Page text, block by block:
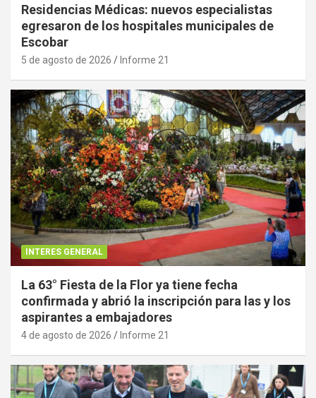
Residencias Médicas: nuevos especialistas
egresaron de los hospitales municipales de
Escobar
5 de agosto de 2026 Informe 21
INTERES GENERAL
La 63° Fiesta de la Flor ya tiene fecha
confirmada y abrió la inscripción para las y los
aspirantes a embajadores
4 de agosto de 2026 Informe 21